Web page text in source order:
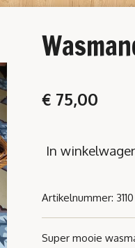
€ 75,00
In
Artikelnummer: 3110
Super mooie